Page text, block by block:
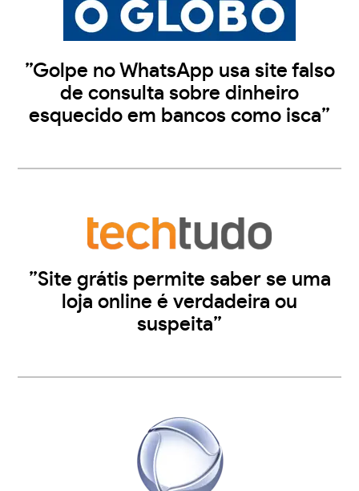
”Golpe no WhatsApp usa site falso
de consulta sobre dinheiro
esquecido em bancos como isca”
”Site grátis permite saber se uma
loja online é verdadeira ou
suspeita”